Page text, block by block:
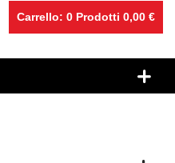
Carrello: 0 Prodotti 0,00 €